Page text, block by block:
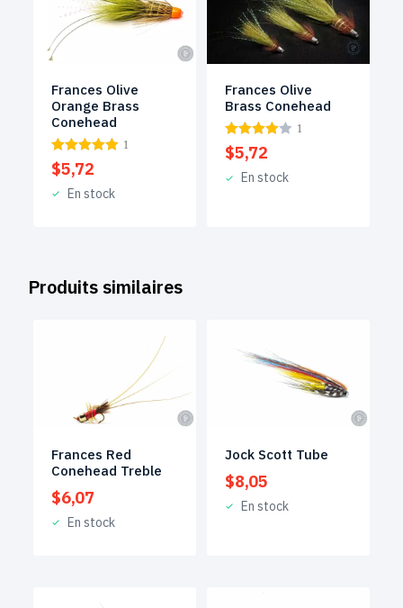
Frances Olive
Orange Brass
Conehead
1
$5,72
En stock
Frances Olive
Brass Conehead
1
$5,72
En stock
Produits similaires
Frances Red
Conehead Treble
$6,07
En stock
Jock Scott Tube
$8,05
En stock